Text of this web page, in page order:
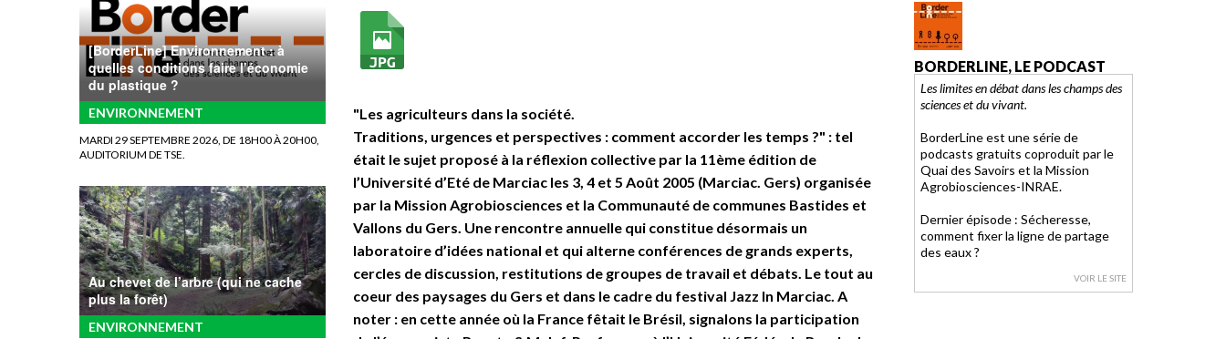
"Les agriculteurs dans la société.
Traditions, urgences et perspectives : comment accorder les temps ?" : tel
était le sujet proposé à la réflexion collective par la 11ème édition de
l’Université d’Eté de Marciac les 3, 4 et 5 Août 2005 (Marciac. Gers) organisée
par la Mission Agrobiosciences et la Communauté de communes Bastides et
Vallons du Gers. Une rencontre annuelle qui constitue désormais un
laboratoire d’idées national et qui alterne conférences de grands experts,
cercles de discussion, restitutions de groupes de travail et débats. Le tout au
coeur des paysages du Gers et dans le cadre du festival Jazz In Marciac. A
noter : en cette année où la France fêtait le Brésil, signalons la participation
[BorderLine] Environnement : à
quelles conditions faire l’économie
du plastique ?
ENVIRONNEMENT
MARDI 29 SEPTEMBRE 2026, DE 18H00 À 20H00,
AUDITORIUM DE TSE.
Au chevet de l’arbre (qui ne cache
plus la forêt)
ENVIRONNEMENT
BORDERLINE, LE PODCAST
Les limites en débat dans les champs des
sciences et du vivant.
BorderLine est une série de
podcasts gratuits coproduit par le
Quai des Savoirs et la Mission
Agrobiosciences-INRAE.
Dernier épisode : Sécheresse,
comment fixer la ligne de partage
des eaux ?
VOIR LE SITE